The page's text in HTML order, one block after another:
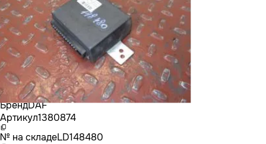
БрендDAF
Артикул1380874
№ на складеLD148480